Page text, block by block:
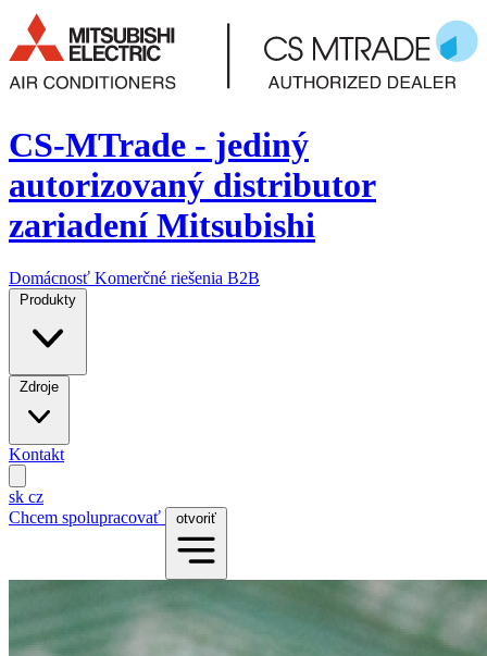
CS-MTrade - jediný
autorizovaný distributor
zariadení Mitsubishi
Domácnosť Komerčné riešenia B2B
Produkty
Zdroje
Kontakt
sk cz
Chcem spolupracovať
otvoriť